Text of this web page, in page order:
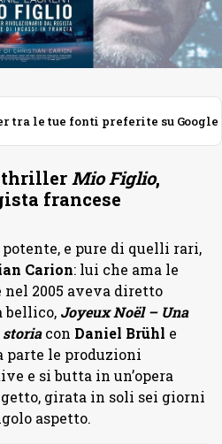
tra le tue fonti preferite su Google
Mio Figlio,
francese
e pure di quelli rari,
Carion: lui che ama le
nel 2005 aveva diretto
bellico, Joyeux Noël – Una
storia con Daniel Brühl e
parte le produzioni
e si butta in un’opera
girata in soli sei giorni
aspetto.